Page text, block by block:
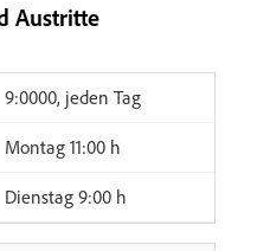
Austritte
9:0000, jeden Tag
Montag 11:00 h
Dienstag 9:00 h